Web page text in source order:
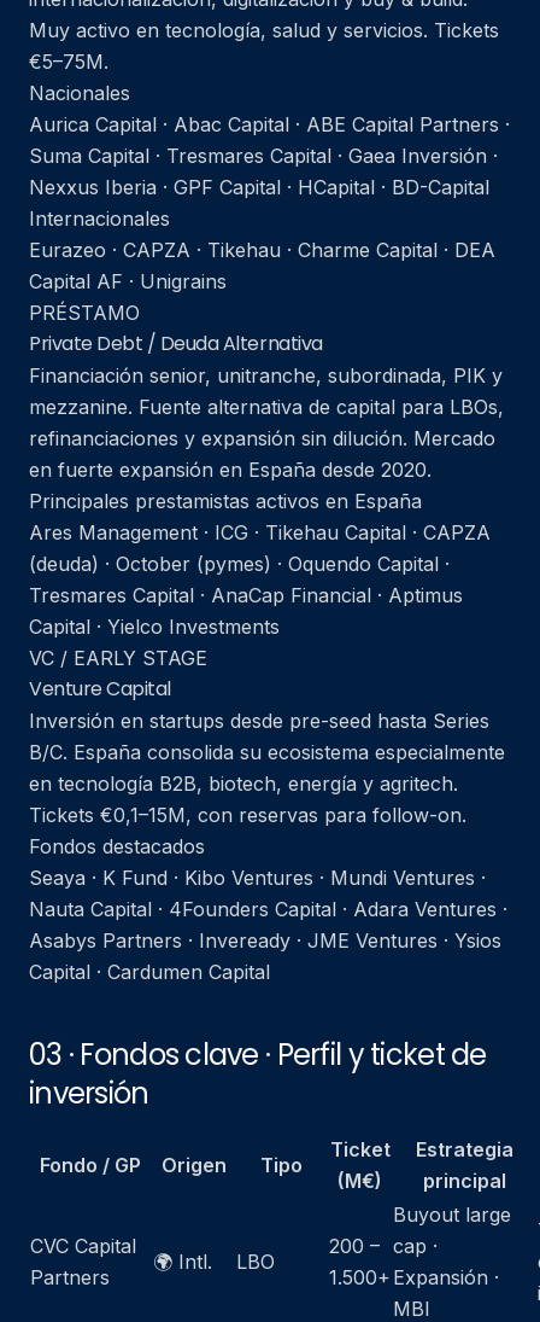
Muy activo en tecnología, salud y servicios. Tickets
€5–75M.
Nacionales
Aurica Capital · Abac Capital · ABE Capital Partners ·
Suma Capital · Tresmares Capital · Gaea Inversión ·
Nexxus Iberia · GPF Capital · HCapital · BD-Capital
Internacionales
Eurazeo · CAPZA · Tikehau · Charme Capital · DEA
Capital AF · Unigrains
PRÉSTAMO
Private Debt / Deuda Alternativa
Financiación senior, unitranche, subordinada, PIK y
mezzanine. Fuente alternativa de capital para LBOs,
refinanciaciones y expansión sin dilución. Mercado
en fuerte expansión en España desde 2020.
Principales prestamistas activos en España
Ares Management · ICG · Tikehau Capital · CAPZA
(deuda) · October (pymes) · Oquendo Capital ·
Tresmares Capital · AnaCap Financial · Aptimus
Capital · Yielco Investments
VC / EARLY STAGE
Venture Capital
Inversión en startups desde pre-seed hasta Series
B/C. España consolida su ecosistema especialmente
en tecnología B2B, biotech, energía y agritech.
Tickets €0,1–15M, con reservas para follow-on.
Fondos destacados
Seaya · K Fund · Kibo Ventures · Mundi Ventures ·
Nauta Capital · 4Founders Capital · Adara Ventures ·
Asabys Partners · Inveready · JME Ventures · Ysios
Capital · Cardumen Capital
03 · Fondos clave · Perfil y ticket de
inversión
Fondo / GP Origen Tipo
Ticket
(M€)
Estrategia
principal
CVC Capital
Partners
🌍 Intl. LBO
200 –
1.500+
Buyout large
cap ·
Expansión ·
MBI